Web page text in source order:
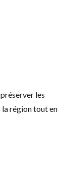
les
la région tout en